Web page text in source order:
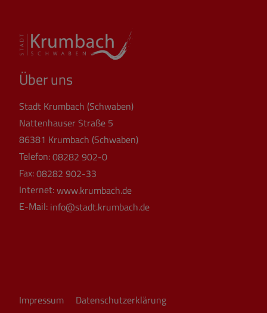
Über uns
Stadt Krumbach (Schwaben)
Nattenhauser Straße 5
86381 Krumbach (Schwaben)
Telefon:08282 902-0
Fax:08282 902-33
Internet:www.krumbach.de
E-Mail: info@stadt.krumbach.de
Impressum
Datenschutzerklärung